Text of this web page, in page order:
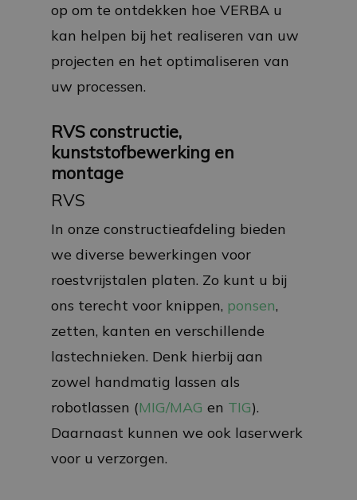
op om te ontdekken hoe VERBA u
kan helpen bij het realiseren van uw
projecten en het optimaliseren van
uw processen.
RVS constructie,
kunststofbewerking en
montage
RVS
In onze constructieafdeling bieden
we diverse bewerkingen voor
roestvrijstalen platen. Zo kunt u bij
ons terecht voor knippen, ponsen,
zetten, kanten en verschillende
lastechnieken. Denk hierbij aan
zowel handmatig lassen als
robotlassen (MIG/MAG en TIG).
Daarnaast kunnen we ook laserwerk
voor u verzorgen.